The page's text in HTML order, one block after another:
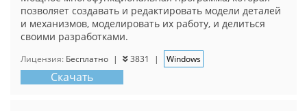
позволяет создавать и редактировать модели деталей
и механизмов, моделировать их работу, и делиться
своими разработками.
Лицензия: Бесплатно | 3831 | Windows
Скачать